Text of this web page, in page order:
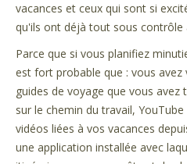
vacances et ceux qui sont si
qu'ils ont déjà tout sous contrôle
Parce que si vous planifiez
est fort probable que : vous
guides de voyage que vous
sur le chemin du travail,
vidéos liées à vos vacances
une application installée avec